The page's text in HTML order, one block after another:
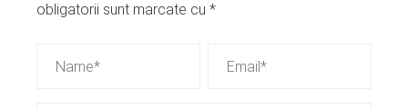
obligatorii sunt marcate cu *